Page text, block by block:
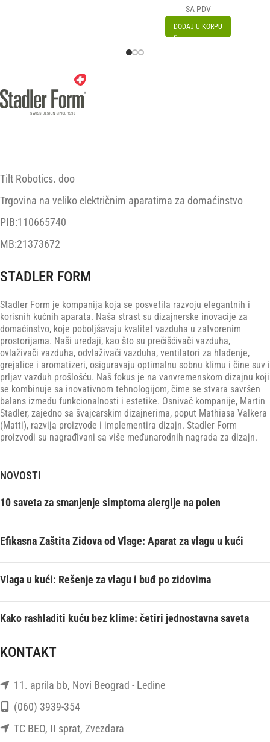
SA PDV
DODAJ U KORPU
Tilt Robotics. doo
Trgovina na veliko električnim aparatima za domaćinstvo
PIB:110665740
MB:21373672
STADLER FORM
Stadler Form je kompanija koja se posvetila razvoju elegantnih i
korisnih kućnih aparata. Naša strast su dizajnerske inovacije za
domaćinstvo, koje poboljšavaju kvalitet vazduha u zatvorenim
prostorijama. Naši uređaji, kao što su prečišćivači vazduha,
ovlaživači vazduha, odvlaživači vazduha, ventilatori za hlađenje,
grejalice i aromatizeri, osiguravaju optimalnu sobnu klimu i čine suv i
prljav vazduh prošlošću. Naš fokus je na vanvremenskom dizajnu koji
se kombinuje sa inovativnom tehnologijom, čime se stvara savršen
balans između funkcionalnosti i estetike. Osnivač kompanije, Martin
Stadler, zajedno sa švajcarskim dizajnerima, poput Mathiasa Valkera
(Matti), razvija proizvode i implementira dizajn. Stadler Form
proizvodi su nagrađivani sa više međunarodnih nagrada za dizajn.
NOVOSTI
10 saveta za smanjenje simptoma alergije na polen
Efikasna Zaštita Zidova od Vlage: Aparat za vlagu u kući
Vlaga u kući: Rešenje za vlagu i buđ po zidovima
Kako rashladiti kuću bez klime: četiri jednostavna saveta
KONTAKT
11. aprila bb, Novi Beograd - Ledine
(060) 3939-354
TC BEO, II sprat, Zvezdara